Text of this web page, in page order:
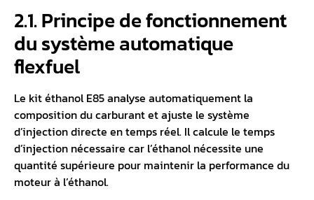
2.1. Principe de fonctionnement
du système automatique
flexfuel
Le kit éthanolE85 analyse automatiquement la
composition du carburant et ajuste le système
d’injectiondirecte en temps réel. Il calcule le temps
d’injection nécessaire car l’éthanol nécessite une
quantité supérieure pour maintenir la performance du
moteur à l’éthanol.